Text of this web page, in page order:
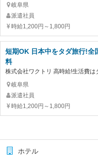
岐阜県
派遣社員
時給1,200円～1,800円
短期OK 日本中をタダ旅行!全
料
株式会社ワクトリ 高時給!生活費は
岐阜県
派遣社員
時給1,200円～1,800円
ホテル